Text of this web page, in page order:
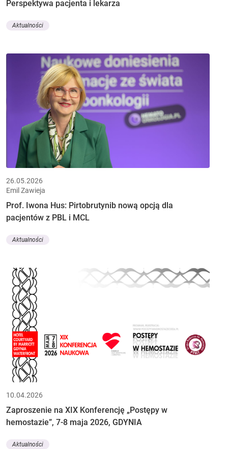
Perspektywa pacjenta i lekarza
Aktualności
26.05.2026
Emil Zawieja
Prof. Iwona Hus: Pirtobrutynib nową opcją dla
pacjentów z PBL i MCL
Aktualności
10.04.2026
Zaproszenie na XIX Konferencję „Postępy w
hemostazie”, 7-8 maja 2026, GDYNIA
Aktualności